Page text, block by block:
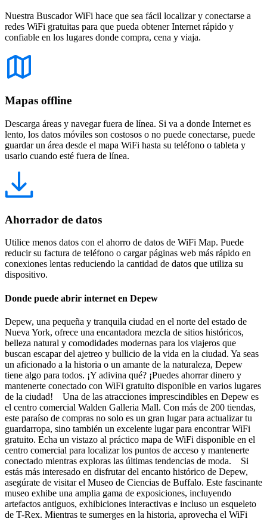
Nuestra Buscador WiFi hace que sea fácil localizar y conectarse a
redes WiFi gratuitas para que pueda obtener Internet rápido y
confiable en los lugares donde compra, cena y viaja.
Mapas offline
Descarga áreas y navegar fuera de línea. Si va a donde Internet es
lento, los datos móviles son costosos o no puede conectarse, puede
guardar un área desde el mapa WiFi hasta su teléfono o tableta y
usarlo cuando esté fuera de línea.
Ahorrador de datos
Utilice menos datos con el ahorro de datos de WiFi Map. Puede
reducir su factura de teléfono o cargar páginas web más rápido en
conexiones lentas reduciendo la cantidad de datos que utiliza su
dispositivo.
Donde puede abrir internet en Depew
Depew, una pequeña y tranquila ciudad en el norte del estado de
Nueva York, ofrece una encantadora mezcla de sitios históricos,
belleza natural y comodidades modernas para los viajeros que
buscan escapar del ajetreo y bullicio de la vida en la ciudad. Ya seas
un aficionado a la historia o un amante de la naturaleza, Depew
tiene algo para todos. ¡Y adivina qué? ¡Puedes ahorrar dinero y
mantenerte conectado con WiFi gratuito disponible en varios lugares
de la ciudad! Una de las atracciones imprescindibles en Depew es
el centro comercial Walden Galleria Mall. Con más de 200 tiendas,
este paraíso de compras no solo es un gran lugar para actualizar tu
guardarropa, sino también un excelente lugar para encontrar WiFi
gratuito. Echa un vistazo al práctico mapa de WiFi disponible en el
centro comercial para localizar los puntos de acceso y mantenerte
conectado mientras exploras las últimas tendencias de moda. Si
estás más interesado en disfrutar del encanto histórico de Depew,
asegúrate de visitar el Museo de Ciencias de Buffalo. Este fascinante
museo exhibe una amplia gama de exposiciones, incluyendo
artefactos antiguos, exhibiciones interactivas e incluso un esqueleto
de T-Rex. Mientras te sumerges en la historia, aprovecha el WiFi